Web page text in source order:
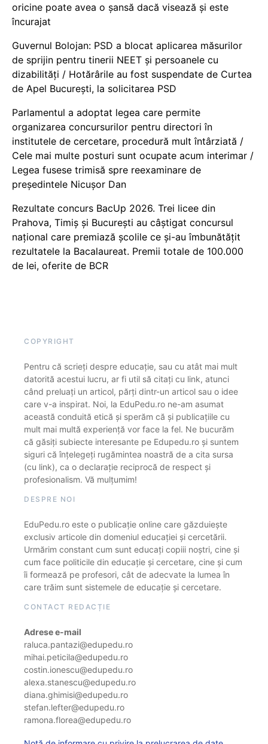
oricine poate avea o șansă dacă visează și este
încurajat
Guvernul Bolojan: PSD a blocat aplicarea măsurilor
de sprijin pentru tinerii NEET și persoanele cu
dizabilități / Hotărârile au fost suspendate de Curtea
de Apel București, la solicitarea PSD
Parlamentul a adoptat legea care permite
organizarea concursurilor pentru directori în
institutele de cercetare, procedură mult întârziată /
Cele mai multe posturi sunt ocupate acum interimar /
Legea fusese trimisă spre reexaminare de
președintele Nicușor Dan
Rezultate concurs BacUp 2026. Trei licee din
Prahova, Timiș și București au câștigat concursul
național care premiază școlile ce și-au îmbunătățit
rezultatele la Bacalaureat. Premii totale de 100.000
de lei, oferite de BCR
COPYRIGHT
Pentru că scrieți despre educație, sau cu atât mai mult
datorită acestui lucru, ar fi util să citați cu link, atunci
când preluați un articol, părți dintr-un articol sau o idee
care v-a inspirat. Noi, la EduPedu.ro ne-am asumat
această conduită etică și sperăm că și publicațiile cu
mult mai multă experiență vor face la fel. Ne bucurăm
că găsiți subiecte interesante pe Edupedu.ro și suntem
siguri că înțelegeți rugămintea noastră de a cita sursa
(cu link), ca o declarație reciprocă de respect și
profesionalism. Vă mulțumim!
DESPRE NOI
EduPedu.ro este o publicație online care găzduiește
exclusiv articole din domeniul educației și cercetării.
Urmărim constant cum sunt educați copiii noștri, cine și
cum face politicile din educație și cercetare, cine și cum
îi formează pe profesori, cât de adecvate la lumea în
care trăim sunt sistemele de educație și cercetare.
CONTACT REDACȚIE
Adrese e-mail
raluca.pantazi@edupedu.ro
mihai.peticila@edupedu.ro
costin.ionescu@edupedu.ro
alexa.stanescu@edupedu.ro
diana.ghimisi@edupedu.ro
stefan.lefter@edupedu.ro
ramona.florea@edupedu.ro